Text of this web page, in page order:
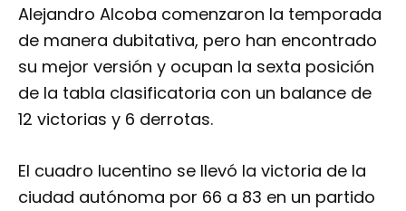
Alejandro Alcoba comenzaron la temporada
de manera dubitativa, pero han encontrado
su mejor versión y ocupan la sexta posición
de la tabla clasificatoria con un balance de
12 victorias y 6 derrotas.
El cuadro lucentino se llevó la victoria de la
ciudad autónoma por 66 a 83 en un partido